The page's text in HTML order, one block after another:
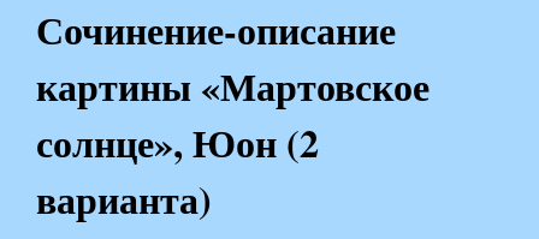
Сочинение-описание
картины «Мартовское
солнце», Юон (2
варианта)